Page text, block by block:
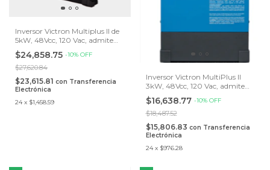
Inversor Victron Multiplus II de
5kW, 48Vcc, 120 Vac, admite
conexión en paralelo Single
Phase 120V
$24,858.75 -10% OFF
$27,620.84
$23,615.81 con Transferencia
Electrónica
24 x $1,458.59
Inversor Victron MultiPlus II
3kW, 48Vcc, 120 Vac, admite
conexión en paralelo Single
Phase 120V, Split Phase
120/240V & 3 Phase 120/208V
$16,638.77 -10% OFF
$18,487.52
$15,806.83 con Transferencia
Electrónica
24 x $976.28